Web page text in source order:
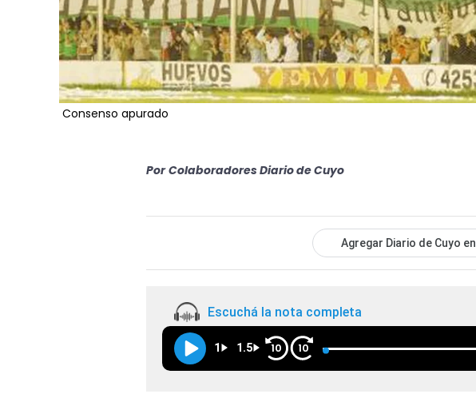
Consenso apurado
Por Colaboradores Diario de Cuyo
Agregar Diario de Cuyo en
Escuchá la nota completa
1 1.5 10 10